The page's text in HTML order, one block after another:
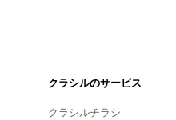
クラシルのサービス
クラシルチラシ